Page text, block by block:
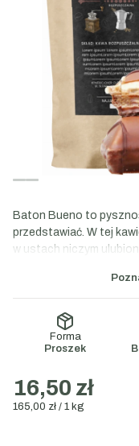
Baton Bueno to
przedstawiać. W tej
w ustach niczym
czekoladą. To
słodkości, którzy chcą
podczas codziennego
Skład:kawa
Forma
Proszek
16,50 zł
165,00 zł / 1 kg